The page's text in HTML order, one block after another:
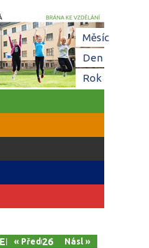
13, 2026
« Před Násl »
Měsíc
Den(aktivní
Rok